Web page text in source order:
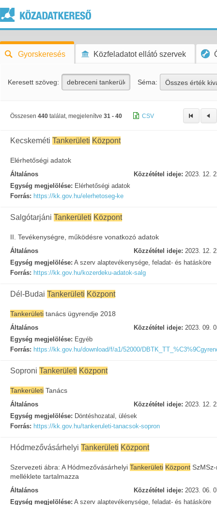
Gyorskeresés Közfeladatot ellátó szervek
Keresett szöveg: Séma: Összes érték
Összesen 440 találat, megjelenítve 31 - 40 CSV
Kecskeméti Tankerületi Központ
Elérhetőségi adatok
Általános Közzététel ideje: 2023. 12.
Egység megjelölése: Elérhetőségi adatok
Forrás: https://kk.gov.hu/elerhetoseg-ke
Salgótarjáni Tankerületi Központ
II. Tevékenységre, működésre vonatkozó adatok
Általános Közzététel ideje: 2023. 12.
Egység megjelölése: A szerv alaptevékenysége, feladat- és hatásköre
Forrás: https://kk.gov.hu/kozerdeku-adatok-salg
Dél-Budai Tankerületi Központ
Tankerületi tanács ügyrendje 2018
Általános Közzététel ideje: 2023. 09.
Egység megjelölése: Egyéb
Forrás: https://kk.gov.hu/download/f/a1/52000/
Soproni Tankerületi Központ
Tankerületi Tanács
Általános Közzététel ideje: 2023. 12.
Egység megjelölése: Döntéshozatal, ülések
Forrás: https://kk.gov.hu/tankeruleti-tanacsok-sopron
Hódmezővásárhelyi Tankerületi Központ
Szervezeti ábra: A Hódmezővásárhelyi Tankerületi Központ
melléklete tartalmazza
Általános Közzététel ideje: 2023. 06.
Egység megjelölése: A szerv alaptevékenysége, feladat- és hatásköre